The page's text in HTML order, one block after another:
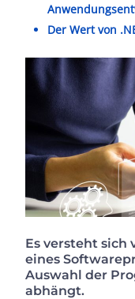
Der Wert von
Es versteht sich
eines
Auswahl der
abhängt.